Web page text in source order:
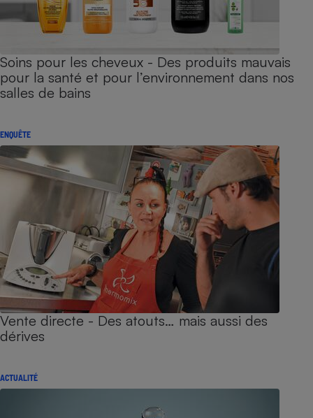
Soins pour les cheveux - Des produits mauvais
pour la santé et pour l’environnement dans nos
salles de bains
ENQUÊTE
Vente directe - Des atouts… mais aussi des
dérives
ACTUALITÉ